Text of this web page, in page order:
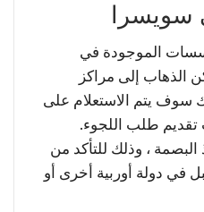
سويسرا
الموجودة في
إلى مراكز
سوف يتم الاستعلام على
طلب اللجوء.
، وذلك للتأكد من
في دولة أوربية أخرى أو